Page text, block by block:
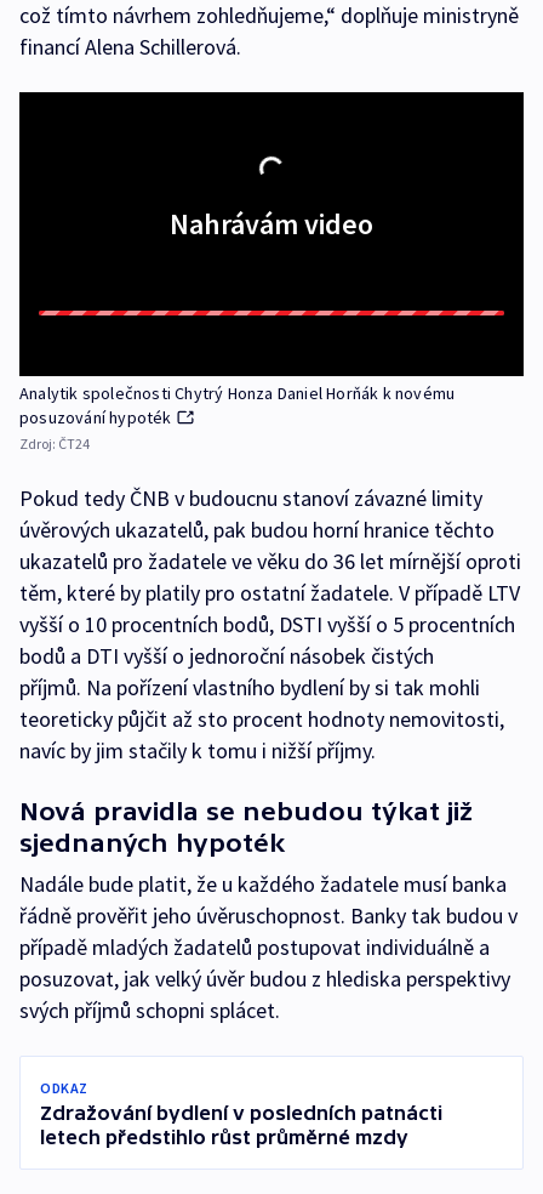
což tímto návrhem zohledňujeme,“ doplňuje ministryně
financí Alena Schillerová.
Nahrávám video
Analytik společnosti Chytrý Honza Daniel Horňák k novému
posuzování hypoték
Zdroj: ČT24
Pokud tedy ČNB v budoucnu stanoví závazné limity
úvěrových ukazatelů, pak budou horní hranice těchto
ukazatelů pro žadatele ve věku do 36 let mírnější oproti
těm, které by platily pro ostatní žadatele. V případě LTV
vyšší o 10 procentních bodů, DSTI vyšší o 5 procentních
bodů a DTI vyšší o jednoroční násobek čistých
příjmů. Na pořízení vlastního bydlení by si tak mohli
teoreticky půjčit až sto procent hodnoty nemovitosti,
navíc by jim stačily k tomu i nižší příjmy.
Nová pravidla se nebudou týkat již
sjednaných hypoték
Nadále bude platit, že u každého žadatele musí banka
řádně prověřit jeho úvěruschopnost. Banky tak budou v
případě mladých žadatelů postupovat individuálně a
posuzovat, jak velký úvěr budou z hlediska perspektivy
svých příjmů schopni splácet.
ODKAZ
Zdražování bydlení v posledních patnácti
letech předstihlo růst průměrné mzdy